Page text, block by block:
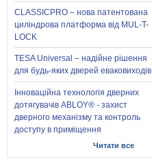
CLASSICPRO – нова патентована
циліндрова платформа від MUL-T-
LOCK
TESA Universal – надійне рішення
для будь-яких дверей еваковиходів
Інноваційна технологія дверних
дотягувачів ABLOY® - захист
дверного механізму та контроль
доступу в приміщення
Читати все